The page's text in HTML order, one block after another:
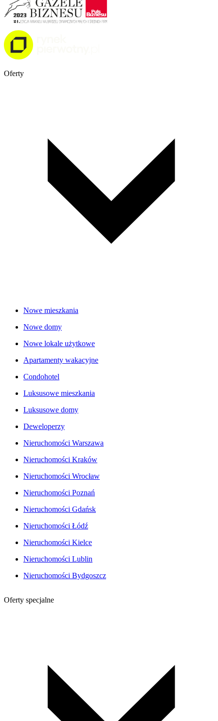
Oferty
Nowe mieszkania
Nowe domy
Nowe lokale użytkowe
Apartamenty wakacyjne
Condohotel
Luksusowe mieszkania
Luksusowe domy
Deweloperzy
Nieruchomości Warszawa
Nieruchomości Kraków
Nieruchomości Wrocław
Nieruchomości Poznań
Nieruchomości Gdańsk
Nieruchomości Łódź
Nieruchomości Kielce
Nieruchomości Lublin
Nieruchomości Bydgoszcz
Oferty specjalne